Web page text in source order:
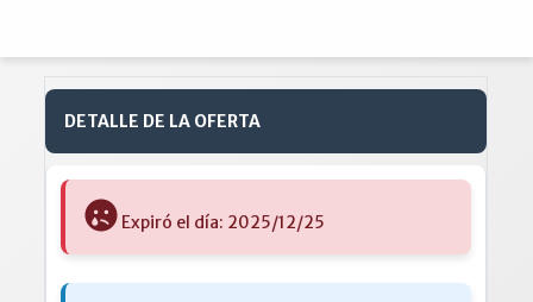
DETALLE DE LA OFERTA
Expiró el día: 2025/12/25